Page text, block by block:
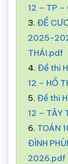
12 – TP –
3. ĐỀ
2025-
THÁI.pdf
4. Đề thi
12 – HỒ
5. Đề thi
12 – TÂY
6. TOÁN
ĐÌNH
2026.pdf